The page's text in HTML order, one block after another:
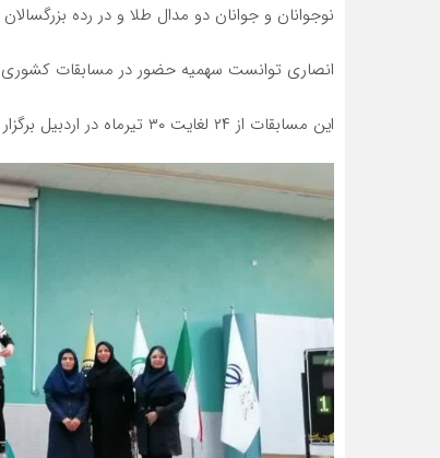
نوجوانان و جوانان دو مدال طلا و در رده
انصاری توانست سهمیه حضور در مسابقات کشوری
این مسابقات از ۲۴ لغایت ۳۰ تیرماه در اردبیل برگزار خواهد شد.